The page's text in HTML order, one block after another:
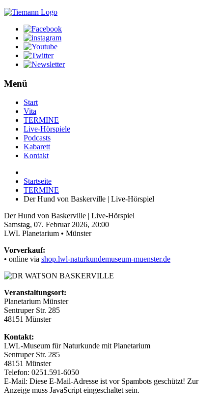
Menü
Start
Vita
TERMINE
Live-Hörspiele
Podcasts
Kabarett
Kontakt
Startseite
TERMINE
Der Hund von Baskerville | Live-Hörspiel
Der Hund von Baskerville | Live-Hörspiel
Samstag, 07. Februar 2026, 20:00
LWL Planetarium • Münster
Vorverkauf:
• online via shop.lwl-naturkundemuseum-muenster.de
Veranstaltungsort:
Planetarium Münster
Sentruper Str. 285
48151 Münster
Kontakt:
LWL-Museum für Naturkunde mit Planetarium
Sentruper Str. 285
48151 Münster
Telefon: 0251.591-6050
E-Mail: Diese E-Mail-Adresse ist vor Spambots geschützt! Zur
Anzeige muss JavaScript eingeschaltet sein.